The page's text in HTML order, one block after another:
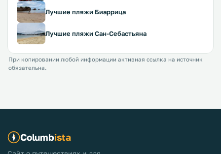
Лучшие пляжи Биаррица
Лучшие пляжи Сан-Себастьяна
При копировании любой информации активная ссылка на источник
обязательна.
Columbista